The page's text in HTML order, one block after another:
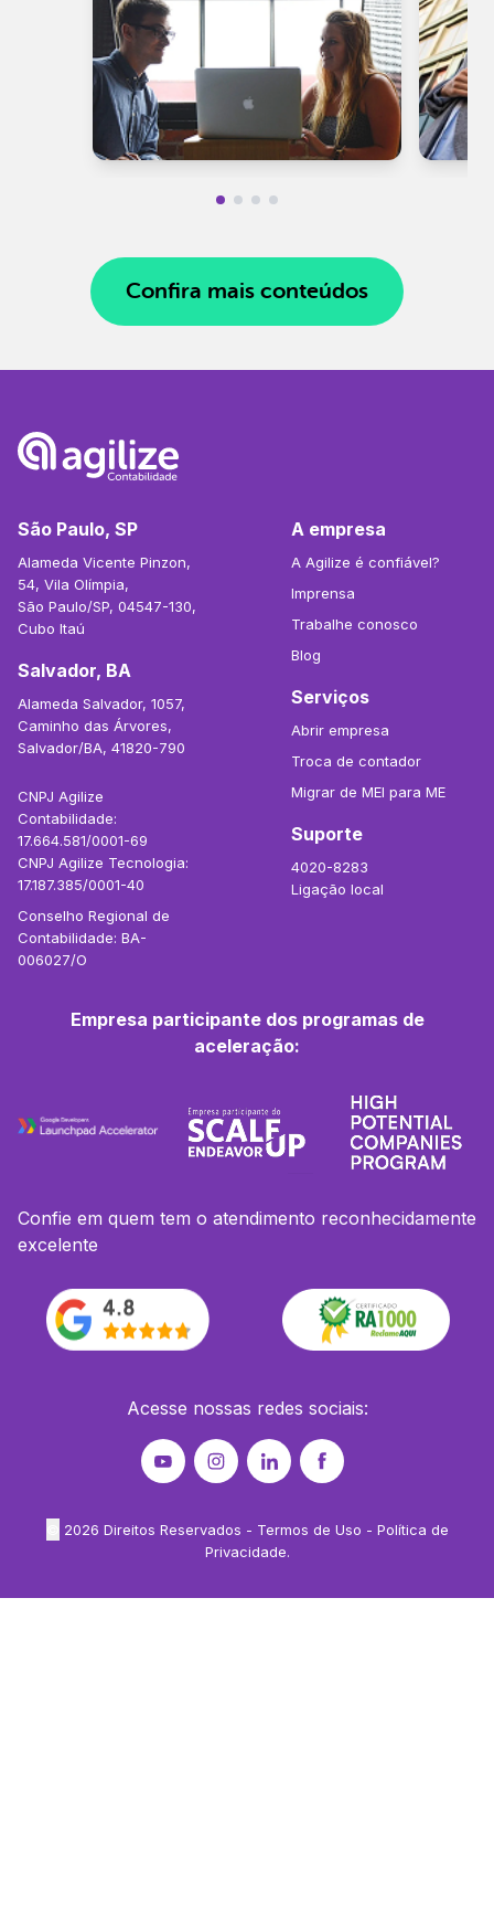
Confira mais conteúdos
São Paulo, SP
Alameda Vicente Pinzon,
54, Vila Olímpia,
São Paulo/SP, 04547-130,
Cubo Itaú
Salvador, BA
Alameda Salvador, 1057,
Caminho das Árvores,
Salvador/BA, 41820-790
CNPJ Agilize
Contabilidade:
17.664.581/0001-69
CNPJ Agilize Tecnologia:
17.187.385/0001-40
Conselho Regional de
Contabilidade: BA-
006027/O
A empresa
A Agilize é confiável?
Imprensa
Trabalhe conosco
Blog
Serviços
Abrir empresa
Troca de contador
Migrar de MEI para ME
Suporte
4020-8283
Ligação local
Empresa participante dos programas de
aceleração:
Confie em quem tem o atendimento reconhecidamente
excelente
Acesse nossas redes sociais:
2026 Direitos Reservados - Termos de Uso - Política de
Privacidade.